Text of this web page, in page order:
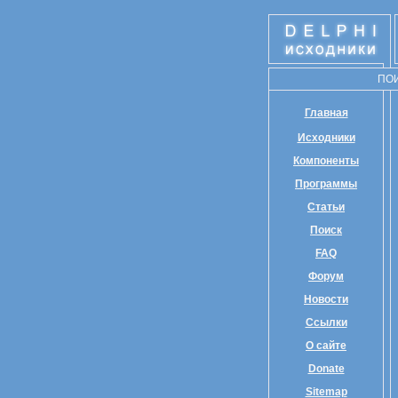
Главная
Исходники
Компоненты
Программы
Статьи
Поиск
FAQ
Форум
Новости
Ссылки
О сайте
Donate
Sitemap